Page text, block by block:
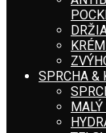
SPRCHA &